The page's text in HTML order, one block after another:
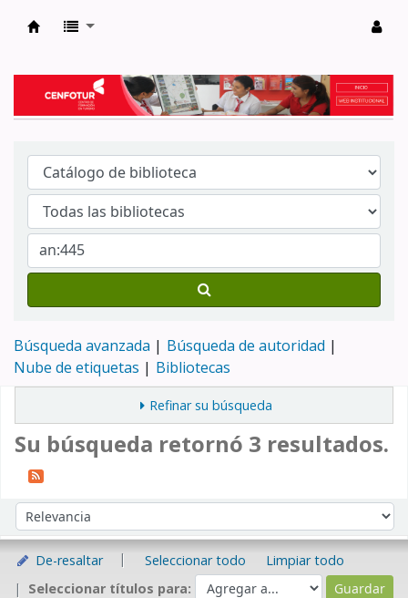
Búsqueda avanzada
Búsqueda de autoridad
Nube de etiquetas
Bibliotecas
Refinar su búsqueda
Su búsqueda retornó 3 resultados.
Ordenar por:
De-resaltar Seleccionar todo
Limpiar todo
Seleccionar títulos para: